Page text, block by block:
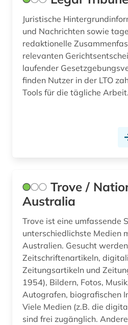
haßgau (1)
hessen (2)
heusden (1)
hispanistik (4)
hofheim (1)
hongkong (1)
humoristische presse (2)
iberoromanistik (3)
idstein (1)
indien (4)
Juristische
und Nachrichten sowie
redaktionelle
relevanten
laufender
finden Nutzer in der LTO
Tools für die tägliche Arbeit.
Trove /
Australia
Trove ist eine umfassende
unterschiedlichste Medien
Australien. Gesucht
Zeitschriftenartikeln,
Zeitungsartikeln und
1954), Bildern, Fotos,
Autografen, biografischen
Viele Medien (z.B. die
sind frei zugänglich.